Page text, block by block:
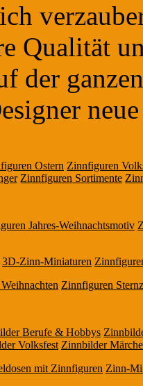
Qualität
der
Ostern Zinnfiguren
Zinnfiguren Sortimente
Jahres-Weihnachtsmotiv
3D-Zinn-Miniaturen
Zinnfiguren
Berufe & Hobbys
Volksfest Zinnbilder
mit Zinnfiguren Zinn-